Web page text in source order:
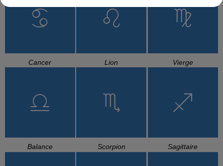
Cancer Lion Vierge
Balance Scorpion Sagittaire